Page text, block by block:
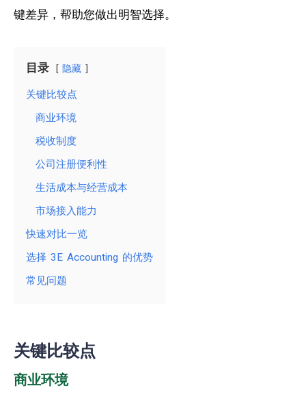
键差异，帮助您做出明智选择。
目录 隐藏
关键比较点
商业环境
税收制度
公司注册便利性
生活成本与经营成本
市场接入能力
快速对比一览
选择 3E Accounting 的优势
常见问题
关键比较点
商业环境